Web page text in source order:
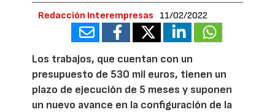
Redacción Interempresas 11/02/2022
Los trabajos, que cuentan con un
presupuesto de 530 mil euros, tienen un
plazo de ejecución de 5 meses y suponen
un nuevo avance en la configuración de la